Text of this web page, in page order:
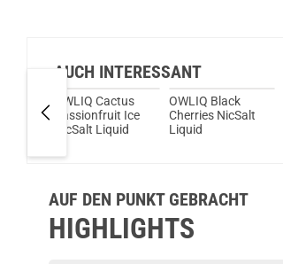
AUCH INTERESSANT
OWLIQ Cactus
Passionfruit Ice
NicSalt Liquid
OWLIQ Black
Cherries NicSalt
Liquid
AUF DEN PUNKT GEBRACHT
HIGHLIGHTS